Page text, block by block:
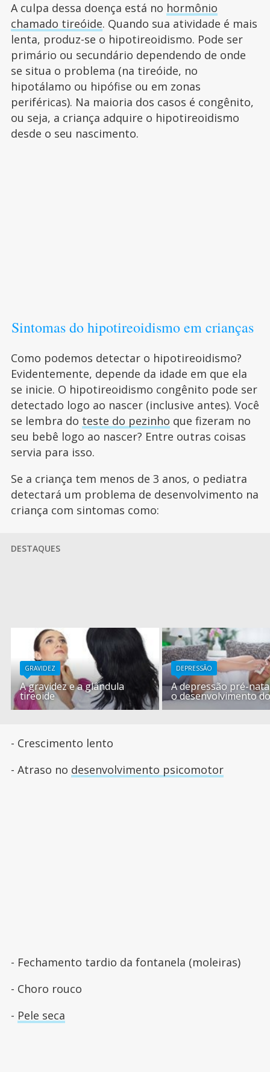
A culpa dessa doença está no hormônio
chamado tireóide. Quando sua atividade é mais
lenta, produz-se o hipotireoidismo. Pode ser
primário ou secundário dependendo de onde
se situa o problema (na tireóide, no
hipotálamo ou hipófise ou em zonas
periféricas). Na maioria dos casos é congênito,
ou seja, a criança adquire o hipotireoidismo
desde o seu nascimento.
Sintomas do hipotireoidismo em crianças
Como podemos detectar o hipotireoidismo?
Evidentemente, depende da idade em que ela
se inicie. O hipotireoidismo congênito pode ser
detectado logo ao nascer (inclusive antes). Você
se lembra do teste do pezinho que fizeram no
seu bebê logo ao nascer? Entre outras coisas
servia para isso.
Se a criança tem menos de 3 anos, o pediatra
detectará um problema de desenvolvimento na
criança com sintomas como:
DESTAQUES
GRAVIDEZ
A gravidez e a glândula
tireoide
DEPRESSÃO
A depressão pré-
o desenvolvimento
- Crescimento lento
- Atraso no desenvolvimento psicomotor
- Fechamento tardio da fontanela (moleiras)
- Choro rouco
- Pele seca